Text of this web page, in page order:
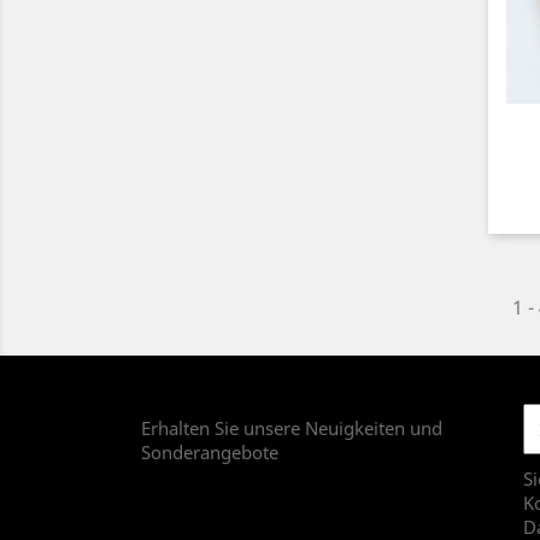
1
Erhalten Sie unsere Neuigkeiten und
Sonderangebote